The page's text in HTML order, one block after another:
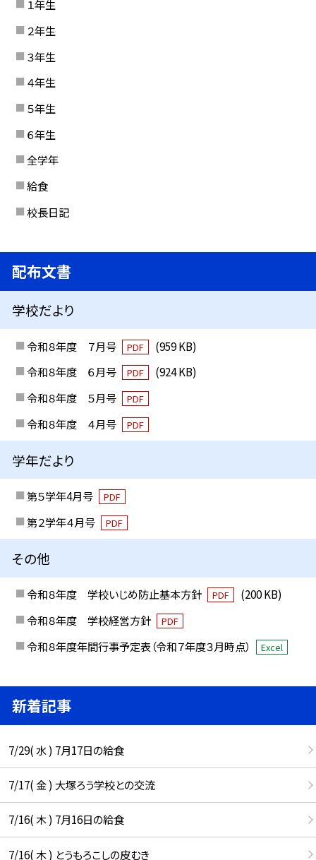
１年生
２年生
３年生
４年生
５年生
６年生
全学年
給食
校長日記
配布文書
学校だより
令和８年度 ７月号 PDF
(959 KB)
令和８年度 ６月号
PDF
(924 KB)
令和８年度 ５月号
PDF
令和８年度 ４月号 PDF
学年だより
第５学年4月号 PDF
第２学年４月号 PDF
その他
令和８年度 学校いじめ防止基本方針 PDF
(200 KB)
令和８年度 学校経営方針
PDF
令和８年度年間行事予定表（令和７年度３月時点） Excel
新着記事
7/29( 水 ) 7月17日の給食
7/17( 金 ) 大塚ろう学校との交流
7/16( 木 ) 7月16日の給食
7/16( 木 ) とうもろこしの皮むき